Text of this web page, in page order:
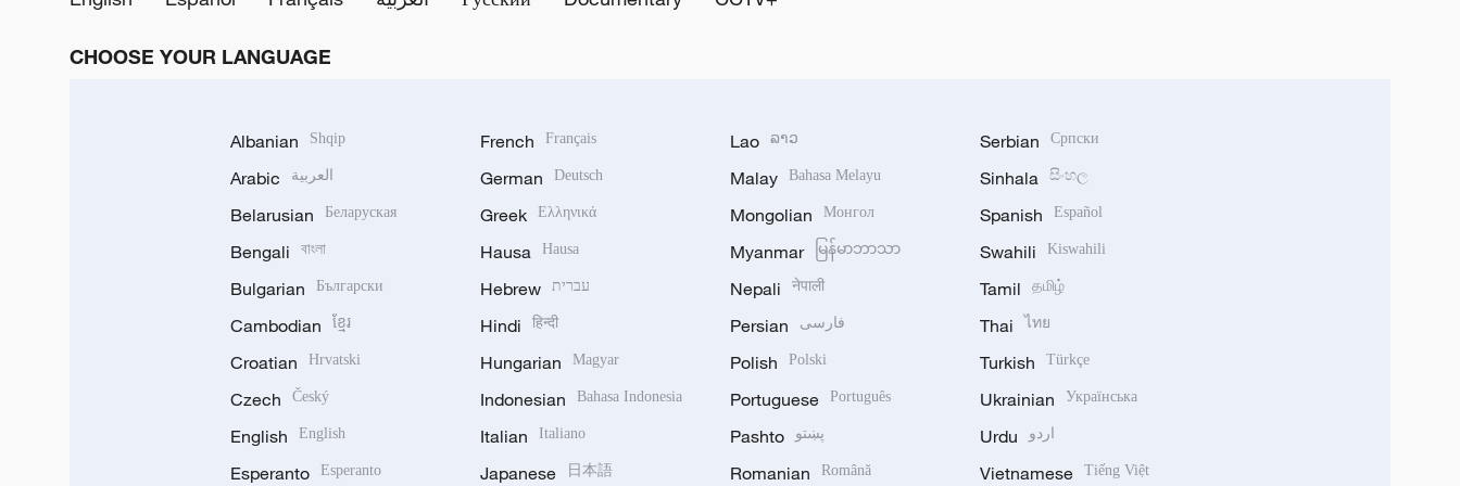
CHOOSE YOUR LANGUAGE
Albanian Shqip
Arabic العربية
Belarusian Беларуская
Bengali বাংলা
Bulgarian Български
Cambodian ខ្មែរ
Croatian Hrvatski
Czech Český
English English
Esperanto Esperanto
French Français
German Deutsch
Greek Ελληνικά
Hausa Hausa
Hebrew עברית
Hindi हिन्दी
Hungarian Magyar
Indonesian Bahasa Indonesia
Italian Italiano
Japanese 日本語
Lao ລາວ
Malay Bahasa Melayu
Mongolian Монгол
Myanmar မြန်မာဘာသာ
Nepali नेपाली
Persian فارسی
Polish Polski
Portuguese Português
Pashto پښتو
Romanian Română
Serbian Српски
Sinhala සිංහල
Spanish Español
Swahili Kiswahili
Tamil தமிழ்
Thai ไทย
Turkish Türkçe
Ukrainian Українська
Urdu اردو
Vietnamese Tiếng Việt